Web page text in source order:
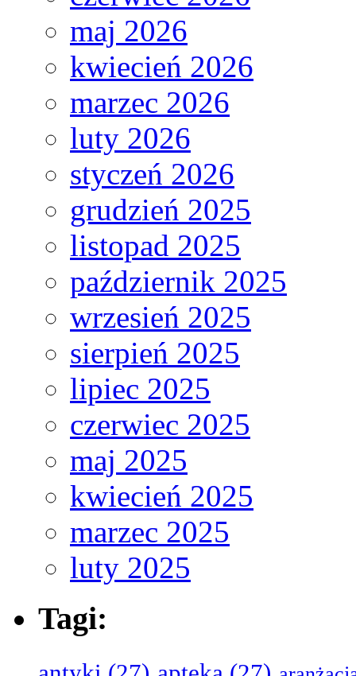
maj 2026
kwiecień 2026
marzec 2026
luty 2026
styczeń 2026
grudzień 2025
listopad 2025
październik 2025
wrzesień 2025
sierpień 2025
lipiec 2025
czerwiec 2025
maj 2025
kwiecień 2025
marzec 2025
luty 2025
Tagi: